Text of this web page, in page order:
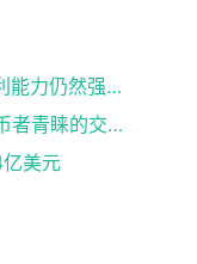
Glassnode：比特币投资者整体盈利能力仍然强劲，更大的波动即将到来
易欧交易所易欧下载：交易者和货币者青睐的交易平台
美元